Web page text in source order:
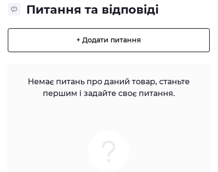
Питання та відповіді
+ Додати питання
Немає питань про даний товар, станьте
першим і задайте своє питання.